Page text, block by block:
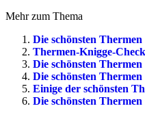
Mehr zum Thema
Die schönsten
Thermen-Knigge-Check
Die schönsten
Die schönsten
Einige der schönsten
Die schönsten